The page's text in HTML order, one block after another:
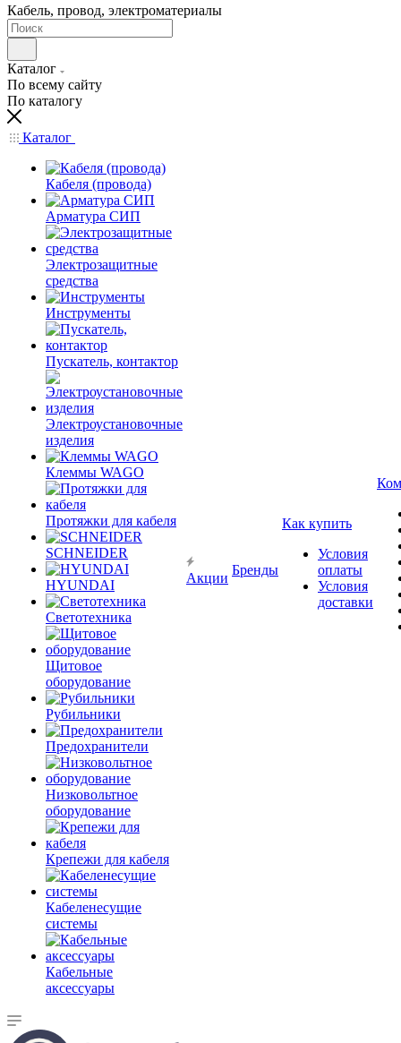
Кабель, провод, электроматериалы
Каталог
По всему сайту
По каталогу
Каталог
Кабеля (провода)
Арматура СИП
Электрозащитные
средства
Инструменты
Пускатель, контактор
Электроустановочные
изделия
Клеммы WAGO
Протяжки для кабеля
SCHNEIDER
HYUNDAI
Светотехника
Щитовое
оборудование
Рубильники
Предохранители
Низковольтное
оборудование
Крепежи для кабеля
Кабеленесущие
системы
Кабельные
аксессуары
Акции
Бренды
Как купить
Условия
оплаты
Условия
доставки